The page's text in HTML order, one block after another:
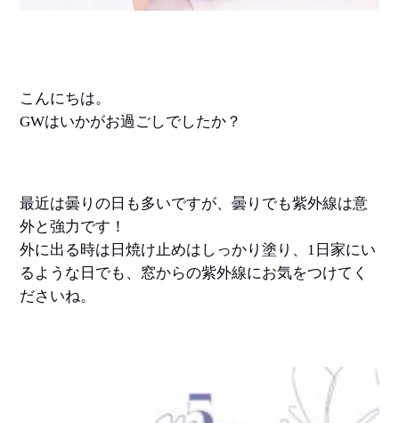
こんにちは。
GWはいかがお過ごしでしたか？
最近は曇りの日も多いですが、曇りでも紫外線は意
外と強力です！
外に出る時は日焼け止めはしっかり塗り、1日家にい
るような日でも、窓からの紫外線にお気をつけてく
ださいね。